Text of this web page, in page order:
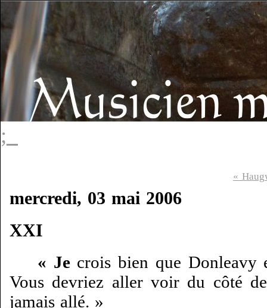
;_
«
mercredi, 03 mai 2006
XXI
« Jecrois bien que Donleavy
Vous devriez aller voir du côté
jamais allé. »